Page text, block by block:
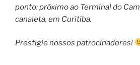
ponto: próximo ao Terminal do
canaleta, em Curitiba.
Prestigie nossos patrocinadores!